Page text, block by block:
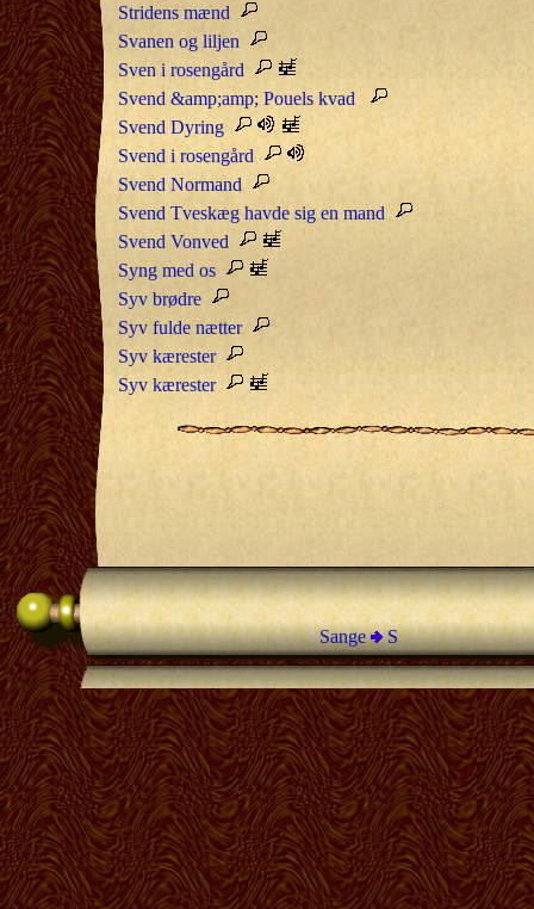
Stridens mænd
Svanen og liljen
Sven i rosengård
Svend &amp;amp; Pouels kvad
Svend Dyring
Svend i rosengård
Svend Normand
Svend Tveskæg havde sig en mand
Svend Vonved
Syng med os
Syv brødre
Syv fulde nætter
Syv kærester
Syv kærester
Sange S